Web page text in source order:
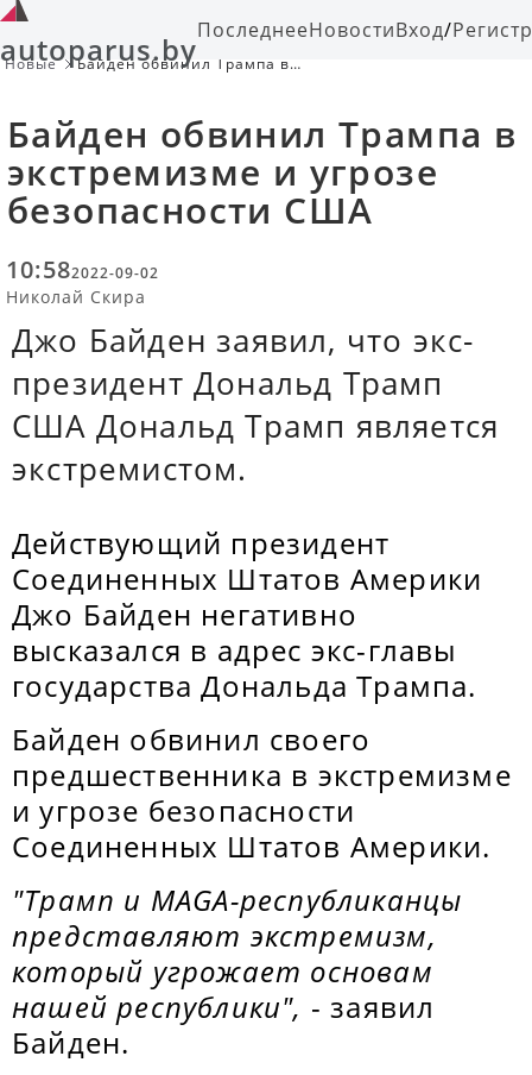
autoparus.byПоследнееНовостиВход/
Новые
Байден обвинил Трампа в
Байден обвинил Трампа в
экстремизме и угрозе
безопасности США
10:582022-09-02
Николай Скира
Джо Байден заявил, что экс-
президент Дональд Трамп
США Дональд Трамп является
экстремистом.
Действующий президент
Соединенных Штатов Америки
Джо Байден негативно
высказался в адрес экс-главы
государства Дональда Трампа.
Байден обвинил своего
предшественника в экстремизме
и угрозе безопасности
Соединенных Штатов Америки.
"Трамп и MAGA-республиканцы
представляют экстремизм,
который угрожает основам
нашей республики", - заявил
Байден.